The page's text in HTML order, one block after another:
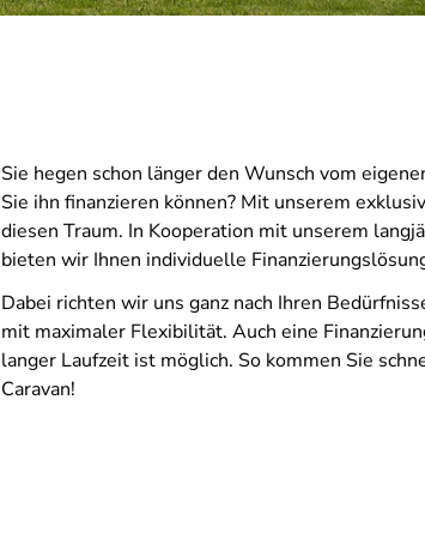
Sie hegen schon länger den Wunsch vom
Sie ihn finanzieren können? Mit unserem
diesen Traum. In Kooperation mit unserem
bieten wir Ihnen individuelle
Dabei richten wir uns ganz nach Ihren
mit maximaler Flexibilität. Auch eine
langer Laufzeit ist möglich. So kommen Sie
Caravan!